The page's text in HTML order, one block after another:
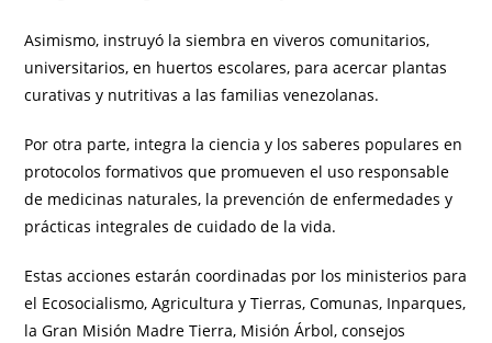
Asimismo, instruyó la siembra en viveros comunitarios,
universitarios, en huertos escolares, para acercar plantas
curativas y nutritivas a las familias venezolanas.
Por otra parte, integra la ciencia y los saberes populares en
protocolos formativos que promueven el uso responsable
de medicinas naturales, la prevención de enfermedades y
prácticas integrales de cuidado de la vida.
Estas acciones estarán coordinadas por los ministerios para
el Ecosocialismo, Agricultura y Tierras, Comunas, Inparques,
la Gran Misión Madre Tierra, Misión Árbol, consejos